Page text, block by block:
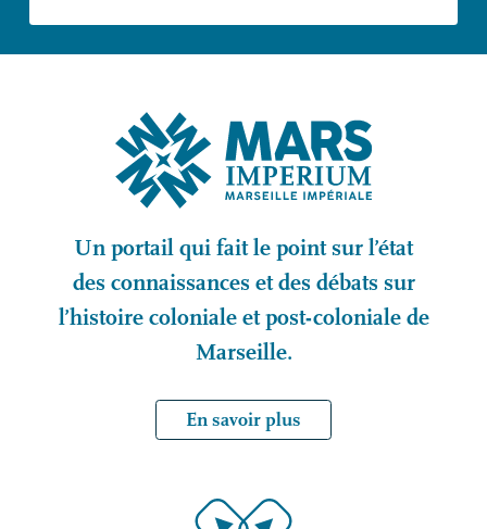
Un portail qui fait le point sur l’état
des connaissances et des débats sur
l’histoire coloniale et post-coloniale de
Marseille.
En savoir plus